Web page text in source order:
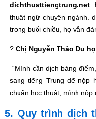
dichthuattiengtrung.net
thuật ngữ chuyên ngành,
trong buổi chiều, họ vẫn
? Chị Nguyễn Thảo Du
“Mình cần dịch bảng
sang tiếng Trung để nộp
chuẩn học thuật, mình nộp
5. Quy trình dịch